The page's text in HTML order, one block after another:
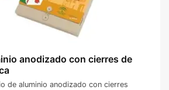
anodizado con cierres de
de aluminio anodizado con cierres